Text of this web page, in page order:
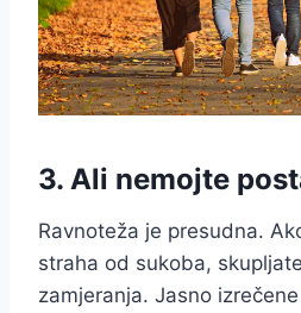
3. Ali nemojte
Ravnoteža je presudna.
straha od sukoba,
zamjeranja. Jasno